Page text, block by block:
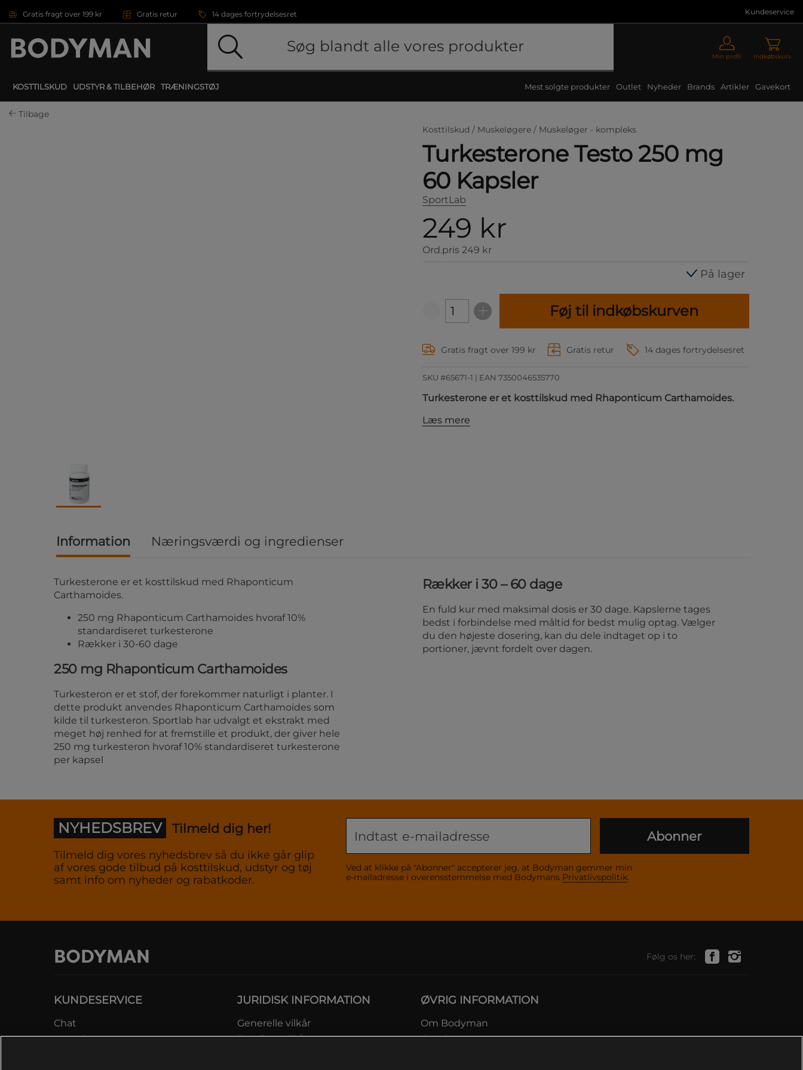
Gratis fragt over 199 kr Gratis retur 14 dages fortrydelsesret Kundeservice
Min profil Indkøbskurv
KOSTTILSKUD UDSTYR & TILBEHØR TRÆNINGSTØJ Mest solgte produkter Outlet Nyheder Brands Artikler Gavekort
Tilbage
Kosttilskud / Muskeløgere / Muskeløger - kompleks
Turkesterone Testo 250 mg
60 Kapsler
SportLab
249 kr
Ord.pris 249 kr
På lager
Føj til indkøbskurven
Gratis fragt over 199 kr Gratis retur 14 dages fortrydelsesret
SKU #65671-1 | EAN 7350046535770
Turkesterone er et kosttilskud med Rhaponticum Carthamoides.
Læs mere
Information Næringsværdi og ingredienser
Turkesterone er et kosttilskud med Rhaponticum
Carthamoides.
250 mg Rhaponticum Carthamoides hvoraf 10%
standardiseret turkesterone
Rækker i 30-60 dage
250 mg Rhaponticum Carthamoides
Turkesteron er et stof, der forekommer naturligt i planter. I
dette produkt anvendes Rhaponticum Carthamoides som
kilde til turkesteron. Sportlab har udvalgt et ekstrakt med
meget høj renhed for at fremstille et produkt, der giver hele
250 mg turkesteron hvoraf 10% standardiseret turkesterone
per kapsel
Rækker i 30 – 60 dage
En fuld kur med maksimal dosis er 30 dage. Kapslerne tages
bedst i forbindelse med måltid for bedst mulig optag. Vælger
du den højeste dosering, kan du dele indtaget op i to
portioner, jævnt fordelt over dagen.
NYHEDSBREV Tilmeld dig her!
Tilmeld dig vores nyhedsbrev så du ikke går glip
af vores gode tilbud på kosttilskud, udstyr og tøj
samt info om nyheder og rabatkoder.
Ved at klikke på "Abonner" accepterer jeg, at Bodyman gemmer min
e-mailadresse i overensstemmelse med Bodymans Privatlivspolitik.
Abonner
Følg os her:
KUNDESERVICE
Chat
Kontakt
JURIDISK INFORMATION
Generelle vilkår
Betalingsvilkår
ØVRIG INFORMATION
Om Bodyman
Gavekort